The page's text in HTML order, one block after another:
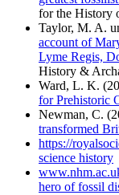
for the History
Taylor, M. A.
account of
Lyme Regis,
History &
Ward, L. K.
for Prehistoric
Newman, C.
transformed
https://
science history
hero of fossil